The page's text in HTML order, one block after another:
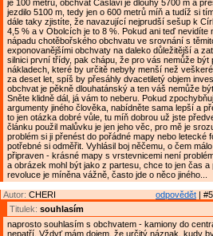
je 100 metrů, obchvat Čáslavi je dlouhý 5700 m a
jezdilo 5100 m, tedy jen o 600 metrů míň a tudíž si
dále taky zjistíte, že navazující nejprudší sešup k
4,5 % a v Obolcích je to 8 %. Pokud ani teď nevidíte
nápadu chotěbořského obchvatu ve srovnání s
exponovanějšími obchvaty na daleko důležitější a
silnici první třídy, pak chápu, že pro vás nemůže být
nákladech, které by určitě nebyly menší než
za deset let, spíš by přesáhly dvacetiletý objem
obchvat je pěkně dlouhatánský a ten váš nemůže
Sněte klidně dál, já vám to neberu. Pokud
argumenty jiného člověka, nabídněte sama lepší a
to jen otázka dobré vůle, tu míň dobrou už jste
článku použil malůvku je jen jeho věc, pro mě je
problém si ji přenést do pořádné mapy nebo letecké
potřebné si odměřit. Vyhlásil boj něčemu, o čem
připraven - krásné mapy s vrstevnicemi není
a obrázek mohl být jako z partesu, chce to jen čas a
revoluce je míněna vážně, často jde o něco jiného...
odpovědět |
Autor: CHERI
Titulek: souhlasím
naprosto souhlasím s obchvatem - kamiony do
nepatří. Vždyť mám dojem, že určitý náznak, kudy